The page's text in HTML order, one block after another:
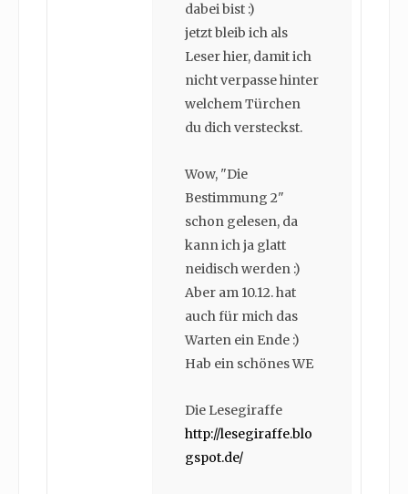
dabei bist :)
jetzt bleib ich als
Leser hier, damit ich
nicht verpasse hinter
welchem Türchen
du dich versteckst.
Wow, "Die
Bestimmung 2"
schon gelesen, da
kann ich ja glatt
neidisch werden :)
Aber am 10.12. hat
auch für mich das
Warten ein Ende :)
Hab ein schönes WE
Die Lesegiraffe
http://lesegiraffe.blo
gspot.de/